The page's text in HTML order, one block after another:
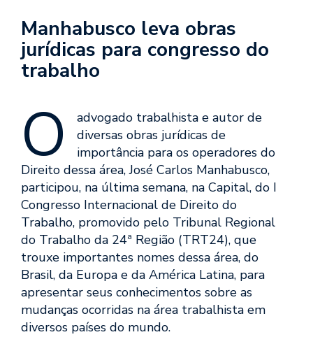
Manhabusco leva obras
jurídicas para congresso do
trabalho
O
advogado trabalhista e autor de
diversas obras jurídicas de
importância para os operadores do
Direito dessa área, José Carlos Manhabusco,
participou, na última semana, na Capital, do I
Congresso Internacional de Direito do
Trabalho, promovido pelo Tribunal Regional
do Trabalho da 24ª Região (TRT24), que
trouxe importantes nomes dessa área, do
Brasil, da Europa e da América Latina, para
apresentar seus conhecimentos sobre as
mudanças ocorridas na área trabalhista em
diversos países do mundo.